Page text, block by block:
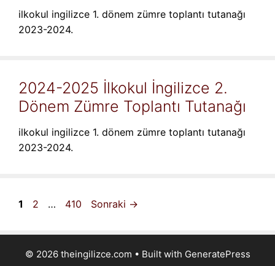
ilkokul ingilizce 1. dönem zümre toplantı tutanağı
2023-2024.
2024-2025 İlkokul İngilizce 2.
Dönem Zümre Toplantı Tutanağı
ilkokul ingilizce 1. dönem zümre toplantı tutanağı
2023-2024.
Sayfa
1 Sayfa
2 … Sayfa
410 Sonraki →
© 2026 theingilizce.com • Built with GeneratePress